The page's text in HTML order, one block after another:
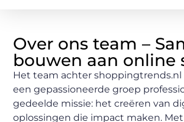
Over ons team –
bouwen aan online
Het team achter
een gepassioneerde groep
gedeelde missie: het creëren van
oplossingen die impact maken.